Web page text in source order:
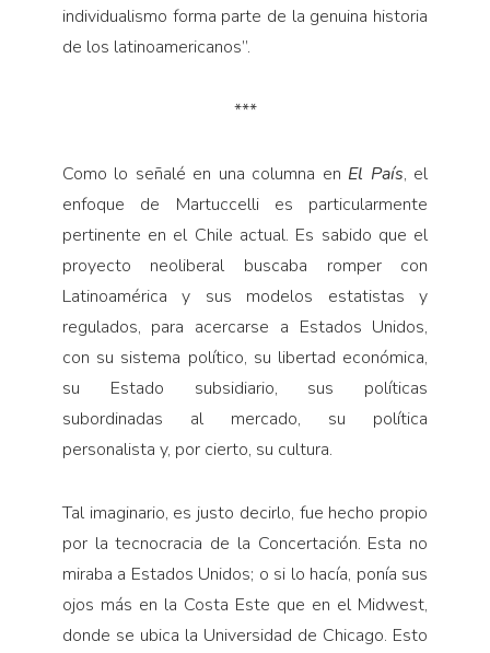
individualismo forma parte de la genuina historia
de los latinoamericanos”.
***
Como lo señalé en una columna en El País, el
enfoque de Martuccelli es particularmente
pertinente en el Chile actual. Es sabido que el
proyecto neoliberal buscaba romper con
Latinoamérica y sus modelos estatistas y
regulados, para acercarse a Estados Unidos,
con su sistema político, su libertad económica,
su Estado subsidiario, sus políticas
subordinadas al mercado, su política
personalista y, por cierto, su cultura.
Tal imaginario, es justo decirlo, fue hecho propio
por la tecnocracia de la Concertación. Esta no
miraba a Estados Unidos; o si lo hacía, ponía sus
ojos más en la Costa Este que en el Midwest,
donde se ubica la Universidad de Chicago. Esto